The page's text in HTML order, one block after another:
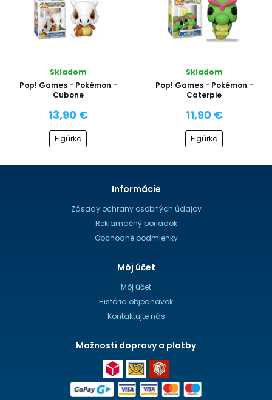
Skladom
Pop! Games - Pokémon -
Cubone
13,90 €
Figúrka
Skladom
Pop! Games - Pokémon -
Caterpie
11,90 €
Figúrka
Informácie
Zásady ochrany osobných údajov
Reklamačný poriadok
Obchodné podmienky
Môj účet
Môj účet
História objednávok
Kontaktujte nás
Možnosti dopravy a platby